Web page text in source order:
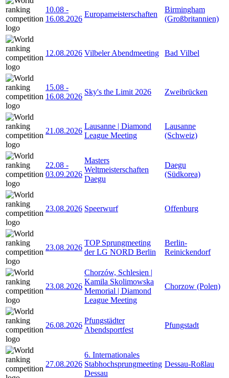
10.08 -
16.08.2026
Europameisterschaften
Birmingham
(Großbritannien)
12.08.2026 Vilbeler Abendmeeting Bad Vilbel
15.08 -
16.08.2026
Sky's the Limit 2026 Zweibrücken
21.08.2026
Lausanne | Diamond
League Meeting
Lausanne
(Schweiz)
22.08 -
03.09.2026
Masters
Weltmeisterschaften
Daegu
Daegu
(Südkorea)
23.08.2026 Speerwurf Offenburg
23.08.2026
TOP Sprungmeeting
der LG NORD Berlin
Berlin-
Reinickendorf
23.08.2026
Chorzów, Schlesien |
Kamila Skolimowska
Memorial | Diamond
League Meeting
Chorzow (Polen)
26.08.2026
Pfungstädter
Abendsportfest
Pfungstadt
27.08.2026
6. Internationales
Stabhochsprungmeeting
Dessau
Dessau-Roßlau